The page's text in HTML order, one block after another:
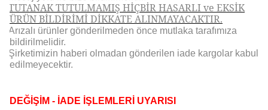
TUTANAK TUTULMAMIŞ HİÇBİR HASARLI ve EKSİK
ÜRÜN BİLDİRİMİ DİKKATE ALINMAYACAKTIR.
Arızalı ürünler gönderilmeden önce mutlaka tarafımıza
bildirilmelidir.
Şirketimizin haberi olmadan gönderilen iade kargolar kabul
edilmeyecektir.
DEĞİŞİM - İADE İŞLEMLERİ UYARISI